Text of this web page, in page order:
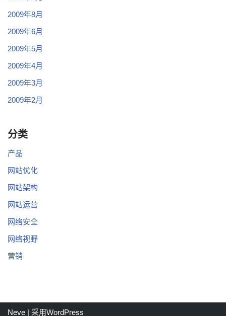
2009年8月
2009年6月
2009年5月
2009年4月
2009年3月
2009年2月
分类
产品
网站优化
网站架构
网站运营
网络安全
网络视野
营销
Neve | 采用WordPress